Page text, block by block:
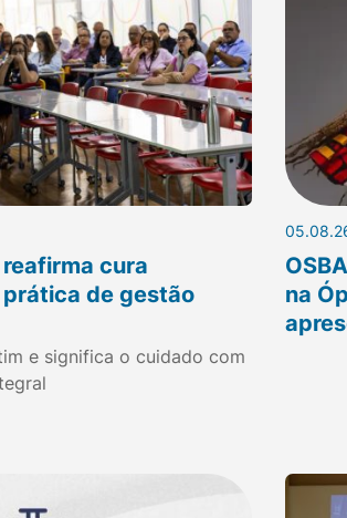
reafirma cura
de gestão
e significa o cuidado com
na